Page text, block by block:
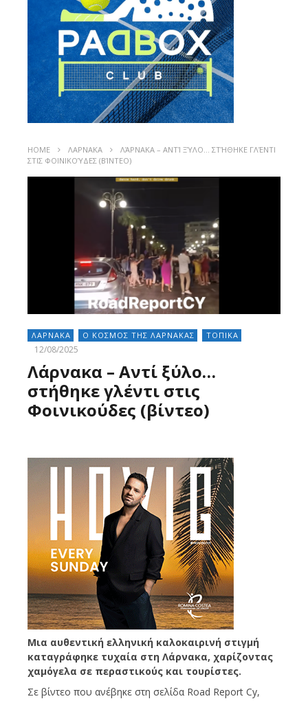
HOME ΛΑΡΝΑΚΑ
ΛΆΡΝΑΚΑ – ΑΝΤΊ ΞΎΛΟ… ΣΤΉΘΗΚΕ ΓΛΈΝΤΙ
ΣΤΙΣ ΦΟΙΝΙΚΟΎΔΕΣ (ΒΊΝΤΕΟ)
ΛΑΡΝΑΚΑ Ο ΚΟΣΜΟΣ ΤΗΣ ΛΑΡΝΑΚΑΣ ΤΟΠΙΚΑ
12/08/2025
Λάρνακα – Αντί ξύλο…
στήθηκε γλέντι στις
Φοινικούδες (βίντεο)
Μια αυθεντική ελληνική καλοκαιρινή στιγμή
καταγράφηκε τυχαία στη Λάρνακα, χαρίζοντας
χαμόγελα σε περαστικούς και τουρίστες.
Σε βίντεο που ανέβηκε στη σελίδα Road Report Cy,